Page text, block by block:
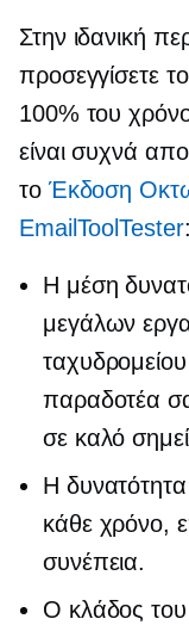
Στην ιδανική
προσεγγίσετε
100% του
είναι συχνά
το Έκδοση
EmailToolTester:
Η μέση
μεγάλων
παραδοτέα
σε καλό
Η
κάθε χρόνο,
συνέπεια.
Ο κλάδος του